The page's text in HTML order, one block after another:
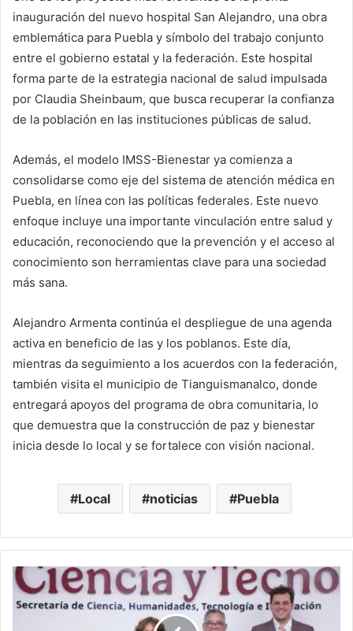
inauguración del nuevo hospital San Alejandro, una obra
emblemática para Puebla y símbolo del trabajo conjunto
entre el gobierno estatal y la federación. Este hospital
forma parte de la estrategia nacional de salud impulsada
por Claudia Sheinbaum, que busca recuperar la confianza
de la población en las instituciones públicas de salud.
Además, el modelo IMSS-Bienestar ya comienza a
consolidarse como eje del sistema de atención médica en
Puebla, en línea con las políticas federales. Este nuevo
enfoque incluye una importante vinculación entre salud y
educación, reconociendo que la prevención y el acceso al
conocimiento son herramientas clave para una sociedad
más sana.
Alejandro Armenta continúa el despliegue de una agenda
activa en beneficio de las y los poblanos. Este día,
mientras da seguimiento a los acuerdos con la federación,
también visita el municipio de Tianguismanalco, donde
entregará apoyos del programa de obra comunitaria, lo
que demuestra que la construcción de paz y bienestar
inicia desde lo local y se fortalece con visión nacional.
Local noticias Puebla